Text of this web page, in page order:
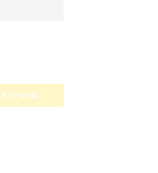
BUY NOW